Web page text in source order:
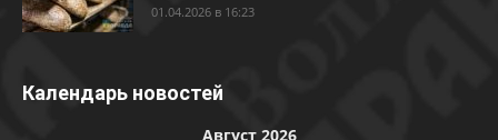
01.04.2026 в 16:23
Календарь новостей
Август 2026